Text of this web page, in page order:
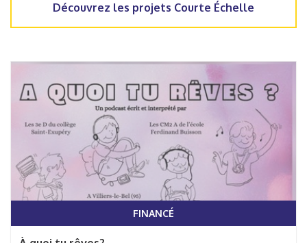
Découvrez les projets Courte Échelle
FINANCÉ